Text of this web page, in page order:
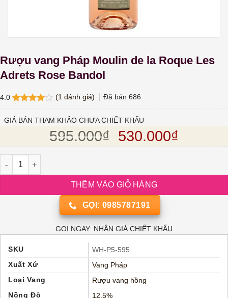
Rượu vang Pháp Moulin de la Roque Les
Adrets Rose Bandol
4.0
5 dựa
(1 đánh giá) Đã bán 686
GIÁ BÁN THAM KHẢO CHƯA CHIẾT KHẤU
595.000₫ Giá gốc là:
530.000₫
Rượu vang Pháp Moulin de la Roque Les Adrets Rose Bandol
THÊM VÀO GIỎ HÀNG
GỌI: 0985787191
GỌI NGAY: NHẬN GIÁ CHIẾT KHẤU
SKU
WH-P5-595
Xuất Xứ
Vang Pháp
Loại Vang
Rượu vang hồng
Nồng Độ
12.5%